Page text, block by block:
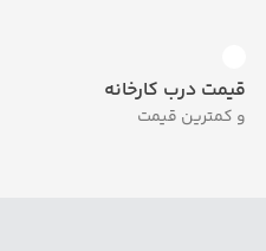
قیمت درب کارخانه
و کمترین قیمت